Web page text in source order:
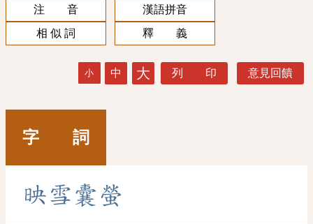
注 音
漢語拼音
相 似 詞
釋 義
小 中 大 列 印 意見回饋
字 詞
映雪囊 螢